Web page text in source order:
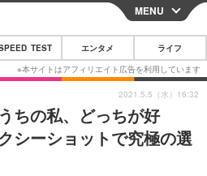
CLOSE
スマートフォン
MENU
TEST エンタメ ライフ
ちの私、どっちが好
シーショットで究極の選
2021.5.5（水）16:32